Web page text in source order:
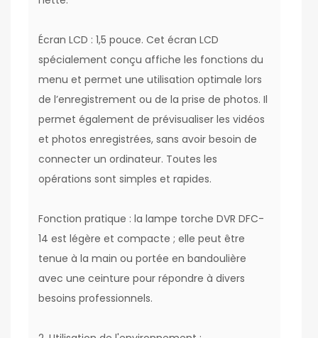
Écran LCD : 1,5 pouce. Cet écran LCD
spécialement conçu affiche les fonctions du
menu et permet une utilisation optimale lors
de l’enregistrement ou de la prise de photos. Il
permet également de prévisualiser les vidéos
et photos enregistrées, sans avoir besoin de
connecter un ordinateur. Toutes les
opérations sont simples et rapides.
Fonction pratique : la lampe torche DVR DFC-
14 est légère et compacte ; elle peut être
tenue à la main ou portée en bandoulière
avec une ceinture pour répondre à divers
besoins professionnels.